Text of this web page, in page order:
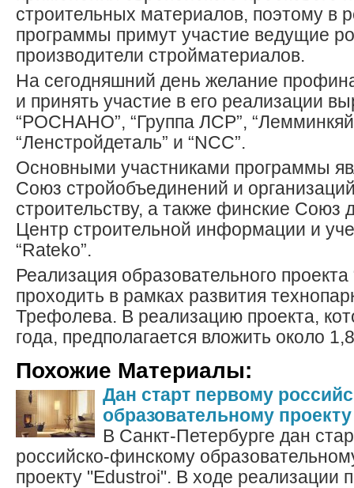
строительных материалов, поэтому в
программы примут участие ведущие
производители стройматериалов.
На сегодняшний день желание
и принять участие в его реализации
“РОСНАНО”, “Группа ЛСР”,
“Ленстройдеталь” и “NCC”.
Основными участниками программы
Союз стройобъединений и
строительству, а также финские Союз
Центр строительной информации и
“Rateko”.
Реализация образовательного проекта
проходить в рамках развития
Трефолева. В реализацию проекта,
года, предполагается вложить около
Похожие Материалы:
Дан старт первому
образовательному
В Санкт-Петербурге дан
российско-финскому
проекту "Edustroi". В ходе реализации